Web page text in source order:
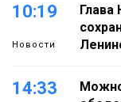
10:19
Новости
14:33